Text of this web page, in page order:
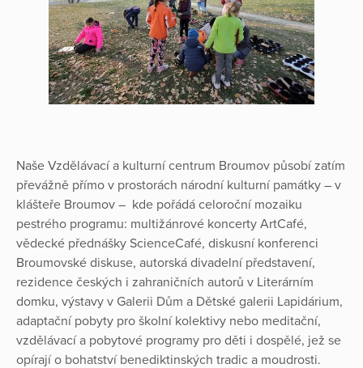
Naše Vzdělávací a kulturní centrum Broumov působí zatím
převážně přímo v prostorách národní kulturní památky – v
klášteře Broumov – kde pořádá celoroční mozaiku
pestrého programu: multižánrové koncerty ArtCafé,
vědecké přednášky ScienceCafé, diskusní konferenci
Broumovské diskuse, autorská divadelní představení,
rezidence českých i zahraničních autorů v Literárním
domku, výstavy v Galerii Dům a Dětské galerii Lapidárium,
adaptační pobyty pro školní kolektivy nebo meditační,
vzdělávací a pobytové programy pro děti i dospělé, jež se
opírají o bohatství benediktinských tradic a moudrosti.